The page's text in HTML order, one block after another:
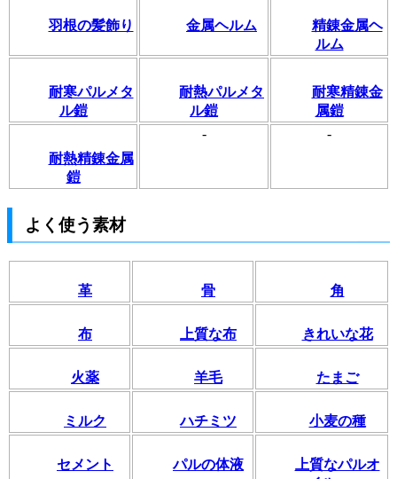
羽根の髪飾り 金属ヘルム
精錬金属ヘ
ルム
耐寒パルメタ
ル鎧
耐熱パルメタ
ル鎧
耐寒精錬金
属鎧
耐熱精錬金属
鎧
- -
よく使う素材
革 骨 角
布 上質な布 きれいな花
火薬 羊毛 たまご
ミルク ハチミツ 小麦の種
セメント パルの体液
上質なパルオ